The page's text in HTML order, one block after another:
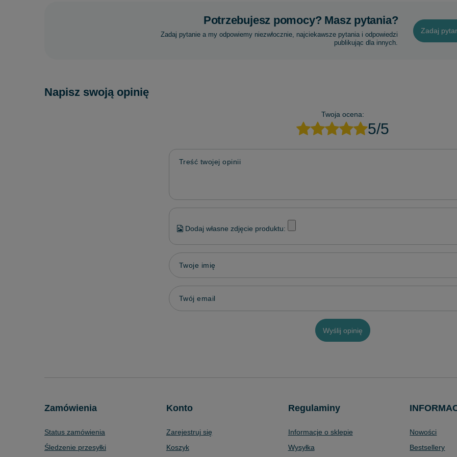
Potrzebujesz pomocy? Masz pytania?
Zadaj pytanie a my odpowiemy niezwłocznie, najciekawsze pytania i odpowiedzi
publikując dla innych.
Zadaj
Napisz swoją opinię
Twoja ocena:
5/5
Treść twojej opinii
Dodaj własne zdjęcie produktu:
Twoje imię
Twój email
Wyślij opinię
Zamówienia
Status zamówienia
Śledzenie przesyłki
Konto
Zarejestruj się
Koszyk
Regulaminy
Informacje o sklepie
Wysyłka
Nowości
Bestsellery